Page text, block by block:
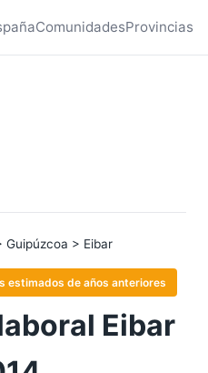
ComunidadesProvincias
Guipúzcoa > Eibar
estimados de años anteriores
Eibar